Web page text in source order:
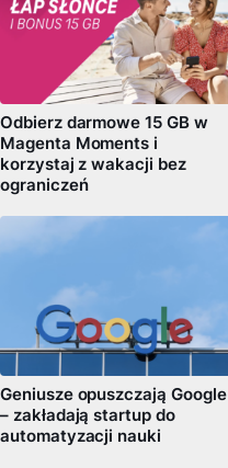
Odbierz darmowe 15 GB w
Magenta Moments i
korzystaj z wakacji bez
ograniczeń
Geniusze opuszczają Google
– zakładają startup do
automatyzacji nauki